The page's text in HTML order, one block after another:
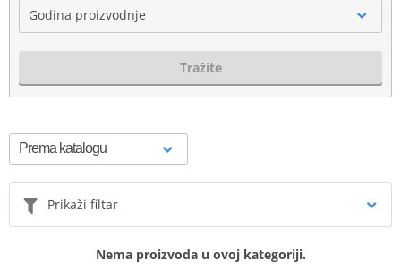
Godina proizvodnje
Tražite
Prikaži filtar
Nema proizvoda u ovoj kategoriji.